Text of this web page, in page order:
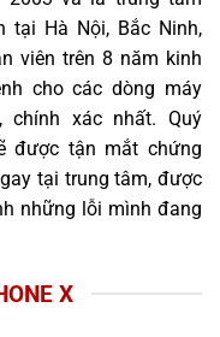
tại Hà Nội, Bắc Ninh,
viên trên 8 năm kinh
cho các dòng máy
chính xác nhất. Quý
được tận mắt chứng
tại trung tâm, được
những lỗi mình đang
X